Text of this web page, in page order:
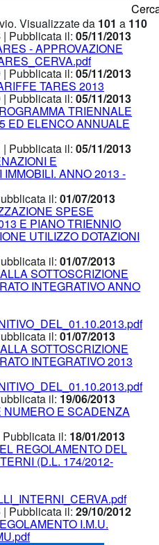
Visualizzate da 101 a 110
| Pubblicata il: 05/11/2013
- APPROVAZIONE
| Pubblicata il: 05/11/2013
TARES 2013
| Pubblicata il: 05/11/2013
TRIENNALE
ED ELENCO ANNUALE
| Pubblicata il: 05/11/2013
E
ANNO 2013 -
il: 01/07/2013
SPESE
E PIANO TRIENNIO
UTILIZZO DOTAZIONI
il: 01/07/2013
SOTTOSCRIZIONE
INTEGRATIVO ANNO
il: 01/07/2013
SOTTOSCRIZIONE
INTEGRATIVO 2013
il: 19/06/2013
E SCADENZA
Pubblicata il: 18/01/2013
REGOLAMENTO DEL
(D.L. 174/2012-
| Pubblicata il: 29/10/2012
I.M.U.